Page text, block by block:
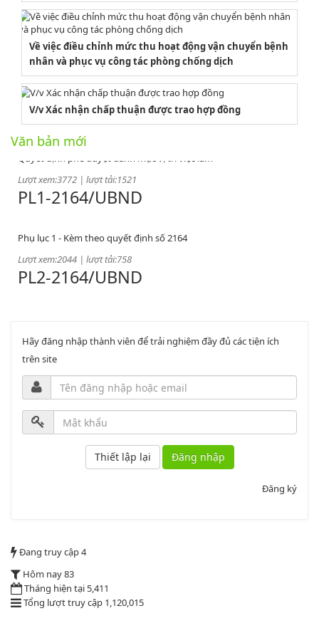
Về việc điều chỉnh mức thu hoạt động vận chuyển bệnh
nhân và phục vụ công tác phòng chống dịch
V/v Xác nhận chấp thuận được trao hợp đồng
Văn bản mới
2164/QĐUBND
Quyết định phê duyệt danh mục vị trí việc làm
Lượt xem:3772 | lượt tải:1521
PL1-2164/UBND
Lượt xem:2044 | lượt tải:758
PL2-2164/UBND
PL3-2164/UBND
Phụ lục 3 - Kèm theo quyết định số 2164
52/2019/QH14
Luật sửa đổi, bổ sung một số điều của luật cán bộ, công chức. luật
Quyết định phê duyệt danh mục vị trí việc làm
Lượt xem:3772 | lượt tải:1521
PL1-2164/UBND
Hãy đăng nhập thành viên để trải nghiệm đầy đủ các tiện ích
trên site
Đăng nhập
Đăng ký
Đang truy cập4
Hôm nay83
Tháng hiện tại 5,411
Tổng lượt truy cập 1,120,015